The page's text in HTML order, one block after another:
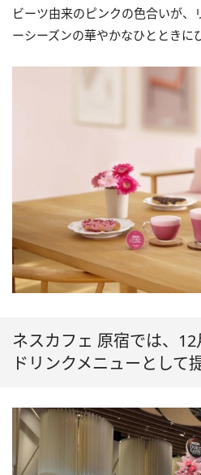
ビーツ由来のピンクの色合いが
ーシーズンの華やかなひとときに
ネスカフェ 原宿では、
ドリンクメニューとして